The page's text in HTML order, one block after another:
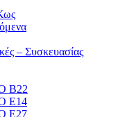
– Συσκευασίας
B22
E14
E27